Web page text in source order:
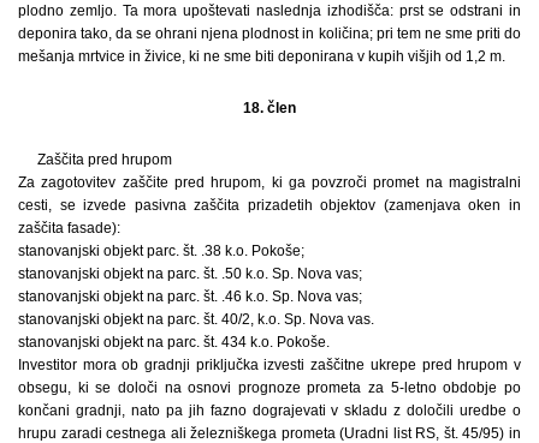
plodno zemljo. Ta mora upoštevati naslednja izhodišča: prst se odstrani in
deponira tako, da se ohrani njena plodnost in količina; pri tem ne sme priti do
mešanja mrtvice in živice, ki ne sme biti deponirana v kupih višjih od 1,2 m.
18. člen
Zaščita pred hrupom
Za zagotovitev zaščite pred hrupom, ki ga povzroči promet na magistralni
cesti, se izvede pasivna zaščita prizadetih objektov (zamenjava oken in
zaščita fasade):
stanovanjski objekt parc. št. .38 k.o. Pokoše;
stanovanjski objekt na parc. št. .50 k.o. Sp. Nova vas;
stanovanjski objekt na parc. št. .46 k.o. Sp. Nova vas;
stanovanjski objekt na parc. št. 40/2, k.o. Sp. Nova vas.
stanovanjski objekt na parc. št. 434 k.o. Pokoše.
Investitor mora ob gradnji priključka izvesti zaščitne ukrepe pred hrupom v
obsegu, ki se določi na osnovi prognoze prometa za 5-letno obdobje po
končani gradnji, nato pa jih fazno dograjevati v skladu z določili uredbe o
hrupu zaradi cestnega ali železniškega prometa (Uradni list RS, št. 45/95) in